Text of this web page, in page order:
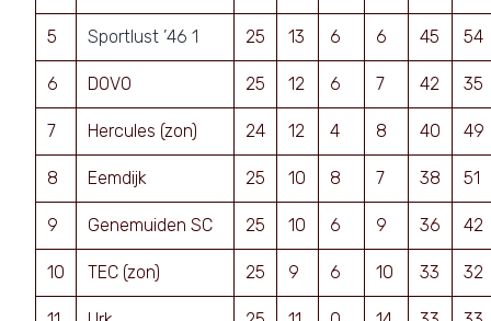
5 Sportlust ’46 1 25 13 6 6 45 54
6 DOVO 25 12 6 7 42 35
7 Hercules (zon) 24 12 4 8 40 49
8 Eemdijk 25 10 8 7 38 51
9 Genemuiden SC 25 10 6 9 36 42
10 TEC (zon) 25 9 6 10 33 32